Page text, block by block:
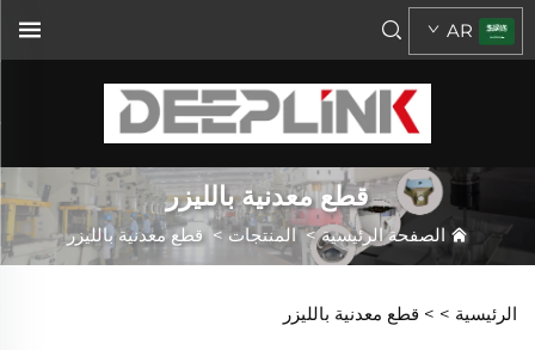
AR
قطع معدنية بالليزر
الصفحة الرئيسية>المنتجات>قطع معدنية بالليزر
الرئيسية > > قطع معدنية بالليزر